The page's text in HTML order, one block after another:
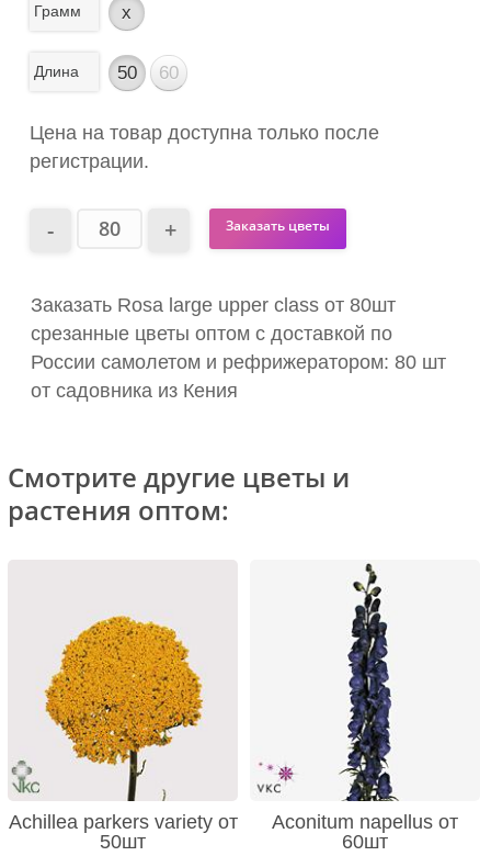
Грамм x
Длина 50 60
Цена на товар доступна только после
регистрации.
Заказать цветы
Заказать Rosa large upper class от 80шт
срезанные цветы оптом с доставкой по
России самолетом и рефрижератором: 80 шт
от садовника из Кения
Смотрите другие цветы и
растения оптом:
Achillea parkers variety от
50шт
Aconitum napellus от
60шт